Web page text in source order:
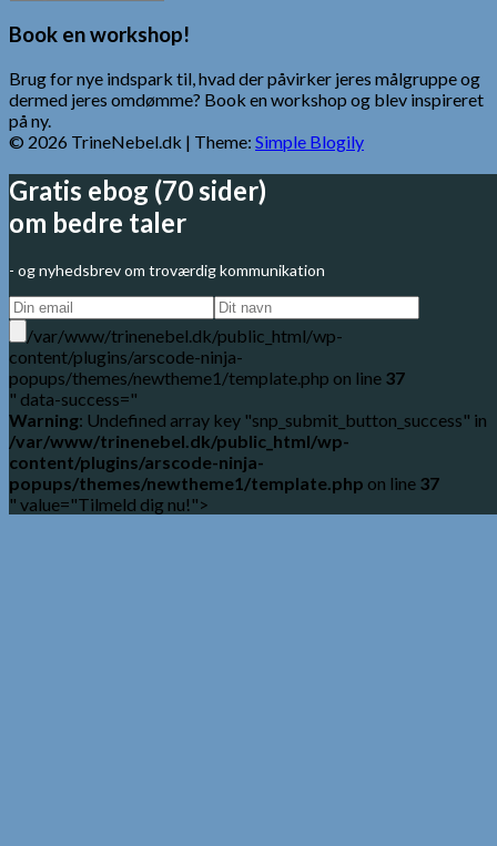
Book en workshop!
Brug for nye indspark til, hvad der påvirker jeres målgruppe og
dermed jeres omdømme? Book en workshop og blev inspireret
på ny.
© 2026 TrineNebel.dk | Theme: Simple Blogily
Gratis ebog (70 sider)
om bedre taler
- og nyhedsbrev om troværdig kommunikation
/var/www/trinenebel.dk/public_html/wp-
content/plugins/arscode-ninja-
popups/themes/newtheme1/template.php on line 37
" data-success="
Warning: Undefined array key "snp_submit_button_success" in
/var/www/trinenebel.dk/public_html/wp-
content/plugins/arscode-ninja-
popups/themes/newtheme1/template.php on line 37
" value="Tilmeld dig nu!">